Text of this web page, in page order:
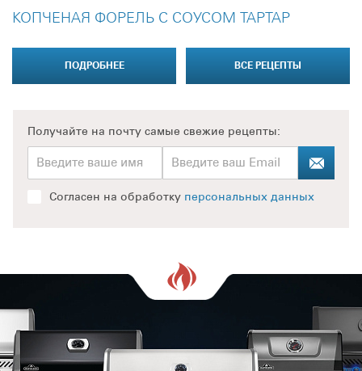
КОПЧЕНАЯ ФОРЕЛЬ С СОУСОМ ТАРТАР
ПОДРОБНЕЕ ВСЕ РЕЦЕПТЫ
Получайте на почту самые свежие рецепты:
Согласен на обработку персональных данных